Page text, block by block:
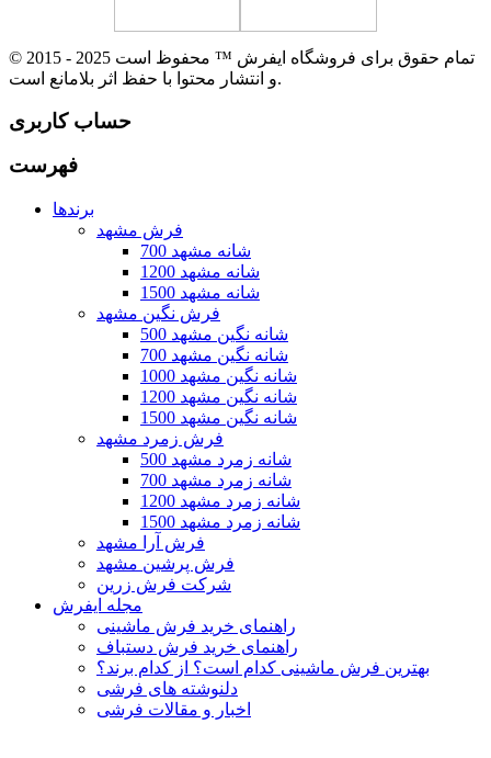
© 2015 - 2025 تمام حقوق برای فروشگاه ایفرش ™ محفوظ است
و انتشار محتوا با حفظ اثر بلامانع است.
حساب کاربری
فهرست
برندها
فرش مشهد
700 شانه مشهد
1200 شانه مشهد
1500 شانه مشهد
فرش نگین مشهد
500 شانه نگین مشهد
700 شانه نگین مشهد
1000 شانه نگین مشهد
1200 شانه نگین مشهد
1500 شانه نگین مشهد
فرش زمرد مشهد
500 شانه زمرد مشهد
700 شانه زمرد مشهد
1200 شانه زمرد مشهد
1500 شانه زمرد مشهد
فرش آرا مشهد
فرش پرشین مشهد
شرکت فرش زرین
مجله ایفرش
راهنمای خرید فرش ماشینی
راهنمای خرید فرش دستباف
بهترین فرش ماشینی کدام است؟ از کدام برند؟
دلنوشته های فرشی
اخبار و مقالات فرشی